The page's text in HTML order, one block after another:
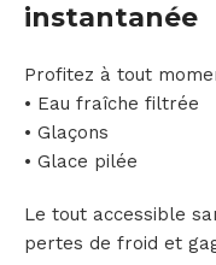
instantanée
Profitez à tout
• Eau fraîche filtrée
• Glaçons
• Glace pilée
Le tout accessible
pertes de froid et